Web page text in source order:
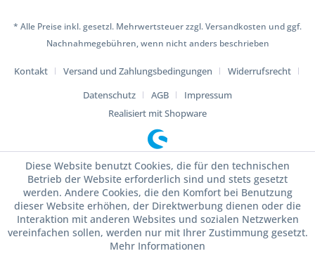
* Alle Preise inkl. gesetzl. Mehrwertsteuer zzgl.Versandkosten und ggf.
Nachnahmegebühren, wenn nicht anders beschrieben
Kontakt Versand und Zahlungsbedingungen
Widerrufsrecht
Datenschutz
AGB
Impressum
Realisiert mit Shopware
Diese Website benutzt Cookies, die für den technischen
Betrieb der Website erforderlich sind und stets gesetzt
werden. Andere Cookies, die den Komfort bei Benutzung
dieser Website erhöhen, der Direktwerbung dienen oder die
Interaktion mit anderen Websites und sozialen Netzwerken
vereinfachen sollen, werden nur mit Ihrer Zustimmung gesetzt.
Mehr Informationen